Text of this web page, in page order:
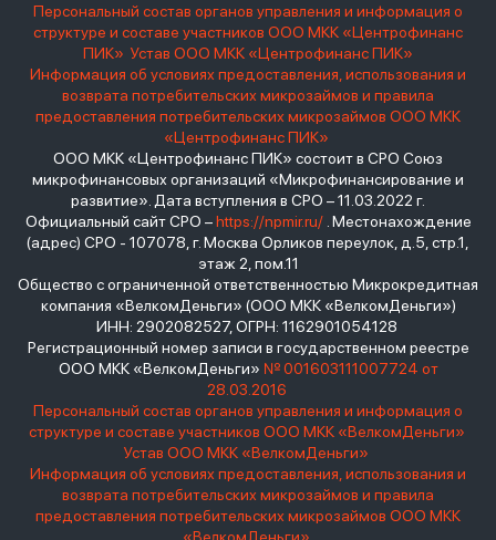
Персональный состав органов управления и информация о
структуре и составе участников ООО МКК «Центрофинанс
ПИК» Устав ООО МКК «Центрофинанс ПИК»
Информация об условиях предоставления, использования и
возврата потребительских микрозаймов и правила
предоставления потребительских микрозаймов ООО МКК
«Центрофинанс ПИК»
ООО МКК «Центрофинанс ПИК» состоит в СРО Союз
микрофинансовых организаций «Микрофинансирование и
развитие». Дата вступления в СРО – 11.03.2022 г.
Официальный сайт СРО –https://npmir.ru/. Местонахождение
(адрес) СРО - 107078, г. Москва Орликов переулок, д.5, стр.1,
этаж 2, пом.11
Общество с ограниченной ответственностью Микрокредитная
компания «ВелкомДеньги» (ООО МКК «ВелкомДеньги»)
ИНН: 2902082527, ОГРН: 1162901054128
Регистрационный номер записи в государственном реестре
ООО МКК «ВелкомДеньги» № 001603111007724 от
28.03.2016
Персональный состав органов управления и информация о
структуре и составе участников ООО МКК «ВелкомДеньги»
Устав ООО МКК «ВелкомДеньги»
Информация об условиях предоставления, использования и
возврата потребительских микрозаймов и правила
предоставления потребительских микрозаймов ООО МКК